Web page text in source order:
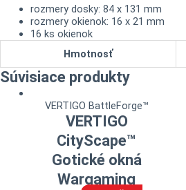
rozmery dosky: 84 x 131 mm
rozmery okienok: 16 x 21 mm
16 ks okienok
Hmotnosť
Súvisiace produkty
VERTIGO BattleForge™
VERTIGO
CityScape™
Gotické okná
Wargaming